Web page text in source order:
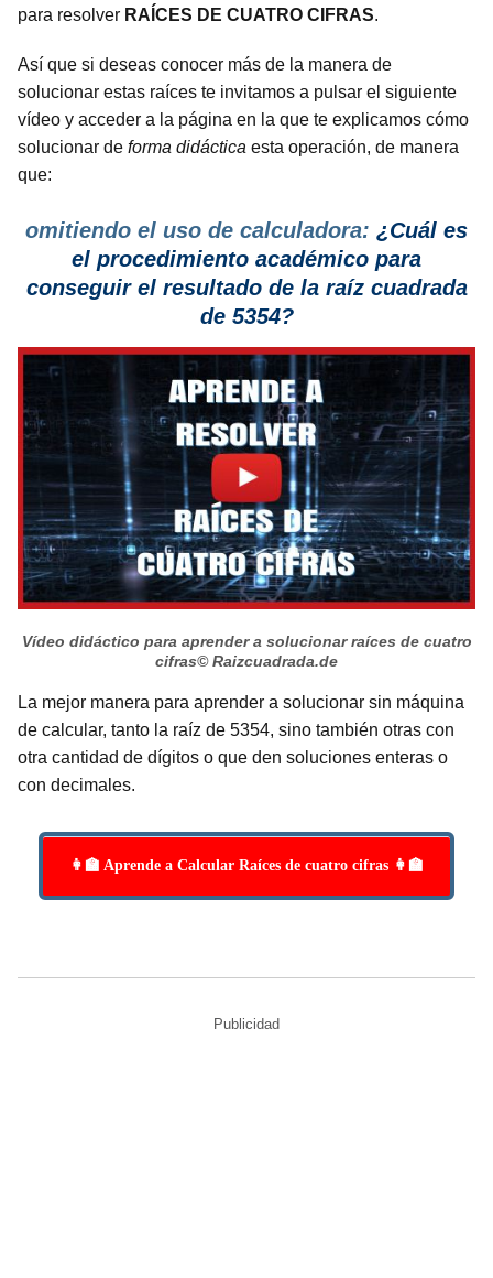
para resolver RAÍCES DE CUATRO CIFRAS.
Así que si deseas conocer más de la manera de
solucionar estas raíces te invitamos a pulsar el siguiente
vídeo y acceder a la página en la que te explicamos cómo
solucionar de forma didáctica esta operación, de manera
que:
omitiendo el uso de calculadora: ¿Cuál es
el procedimiento académico para
conseguir el resultado de la raíz cuadrada
de 5354?
Vídeo didáctico para aprender a solucionar raíces de cuatro
cifras© Raizcuadrada.de
La mejor manera para aprender a solucionar sin máquina
de calcular, tanto la raíz de 5354, sino también otras con
otra cantidad de dígitos o que den soluciones enteras o
con decimales.
👩‍🏫 Aprende a Calcular Raíces de cuatro cifras 👩‍🏫
Publicidad